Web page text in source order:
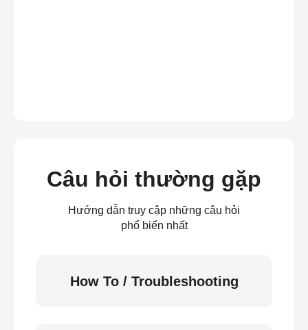
Câu hỏi thường gặp
Hướng dẫn truy cập những câu hỏi
phổ biến nhất
How To / Troubleshooting